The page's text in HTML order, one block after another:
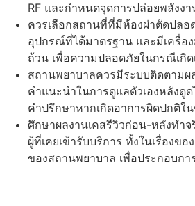
RF และกำหนดจุดการปล่อยพลังงา
ควรเลือกสถานที่ที่มีห้องผ่าตัดปลอ
อุปกรณ์ที่ได้มาตรฐาน และมีเครื่อ
ถ้วน เพื่อความปลอดภัยในกรณีเกิ
สถานพยาบาลควรมีระบบติดตามผ
คำแนะนำในการดูแลตัวเองหลังดู
คำปรึกษาหากเกิดอาการผิดปกติใ
ศึกษาผลงานเคสรีวิวก่อน-หลังทำ
ผู้ที่เคยเข้ารับบริการ ทั้งในเรื่องข
ของสถานพยาบาล เพื่อประกอบก